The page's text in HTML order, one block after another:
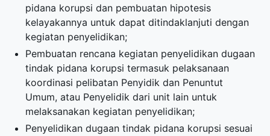
pidana korupsi dan pembuatan hipotesis
kelayakannya untuk dapat ditindaklanjuti dengan
kegiatan penyelidikan;
Pembuatan rencana kegiatan penyelidikan dugaan
tindak pidana korupsi termasuk pelaksanaan
koordinasi pelibatan Penyidik dan Penuntut
Umum, atau Penyelidik dari unit lain untuk
melaksanakan kegiatan penyelidikan;
Penyelidikan dugaan tindak pidana korupsi sesuai